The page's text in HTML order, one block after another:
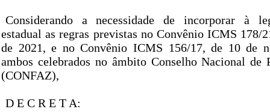
Considerando a necessidade de incorporar à
estadual as regras previstas no Convênio ICMS 178/
de 2021, e no Convênio ICMS 156/17, de 10 de
ambos celebrados no âmbito Conselho Nacional de
(CONFAZ),
D E C R E T A: